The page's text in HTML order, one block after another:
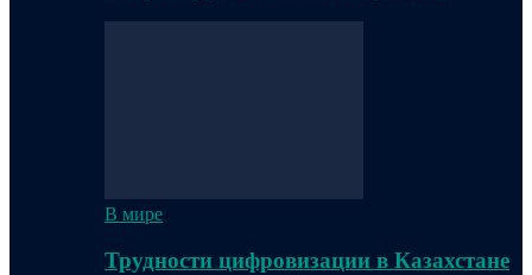
В мире
Трудности цифровизации в Казахстане